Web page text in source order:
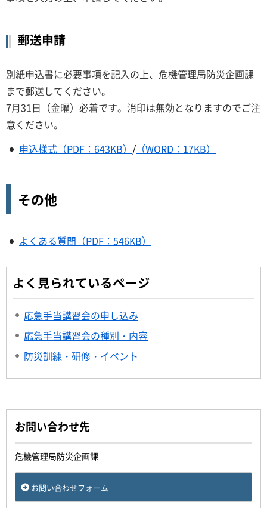
郵送申請
別紙申込書に必要事項を記入の上、危機管理局防災企画課
まで郵送してください。
7月31日（金曜）必着です。消印は無効となりますのでご注
意ください。
申込様式（PDF：643KB） / （WORD：17KB）
その他
よくある質問（PDF：546KB）
よく見られているページ
応急手当講習会の申し込み
応急手当講習会の種別・内容
防災訓練・研修・イベント
お問い合わせ先
危機管理局防災企画課
お問い合わせフォーム